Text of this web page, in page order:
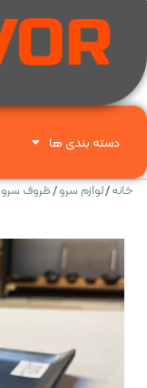
دسته بندی ها
خانه/لوازم سرو/ظروف سرو